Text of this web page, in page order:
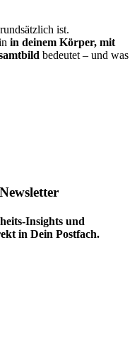
ist.
in deinem Körper, mit
bedeutet – und was
Insights und
in Dein Postfach.